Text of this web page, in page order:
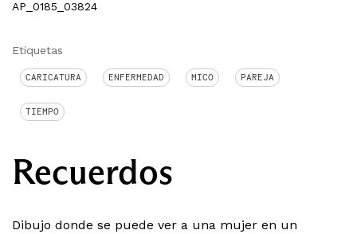
AP_0185_03824
Etiquetas
CARICATURA ENFERMEDAD MICO PAREJA
TIEMPO
Recuerdos
Dibujo donde se puede ver a una mujer en un